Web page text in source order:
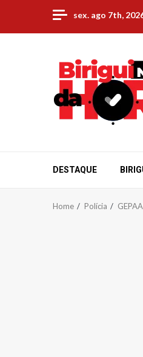
content
sex. ago 7th,
DESTAQUE
Home Polícia